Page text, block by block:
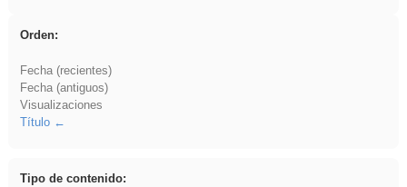
Orden:
Fecha (recientes)
Fecha (antiguos)
Visualizaciones
Título
Tipo de contenido: